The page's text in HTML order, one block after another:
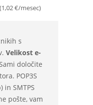
€/mesec)
s
Velikost e-
določite
POP3S
in SMTPS
pošte, vam